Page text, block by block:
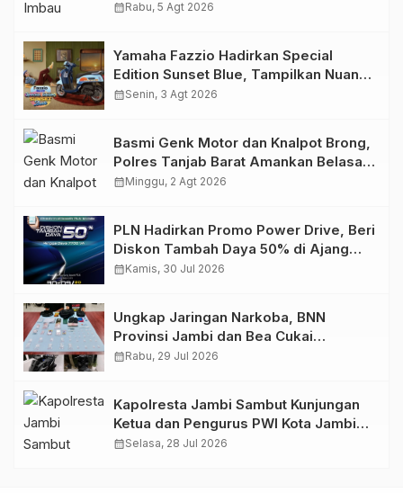
Migas Demi Keselamatan Bersama
calendar_monthRabu, 5 Agt 2026
Yamaha Fazzio Hadirkan Special
Edition Sunset Blue, Tampilkan Nuansa
Retro Summer yang Semakin Skena
calendar_monthSenin, 3 Agt 2026
Basmi Genk Motor dan Knalpot Brong,
Polres Tanjab Barat Amankan Belasan
Kendaraan
calendar_monthMinggu, 2 Agt 2026
PLN Hadirkan Promo Power Drive, Beri
Diskon Tambah Daya 50% di Ajang
GIIAS 2026
calendar_monthKamis, 30 Jul 2026
Ungkap Jaringan Narkoba, BNN
Provinsi Jambi dan Bea Cukai
Amankan Sembilan Pelaku beserta
calendar_monthRabu, 29 Jul 2026
Kapolresta Jambi Sambut Kunjungan
Ketua dan Pengurus PWI Kota Jambi
Perkuat Sinergi dan Kolaborasi
calendar_monthSelasa, 28 Jul 2026